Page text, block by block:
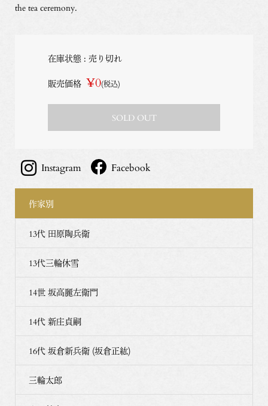
the tea ceremony.
在庫状態 : 売り切れ
販売価格 ¥0(税込)
SOLD OUT
Instagram Facebook
作家別
13代 田原陶兵衛
13代三輪休雪
14世 坂高麗左衛門
14代 新庄貞嗣
16代 坂倉新兵衛 (坂倉正紘)
三輪太郎